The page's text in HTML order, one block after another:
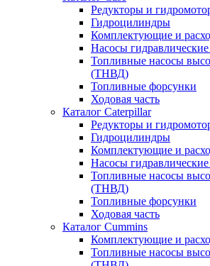
Редукторы и
Гидроцилиндры
Комплектующие и
Насосы
Топливные насосы
(ТНВД)
Топливные форсунки
Ходовая часть
Каталог Caterpillar
Редукторы и
Гидроцилиндры
Комплектующие и
Насосы
Топливные насосы
(ТНВД)
Топливные форсунки
Ходовая часть
Каталог Cummins
Комплектующие и
Топливные насосы